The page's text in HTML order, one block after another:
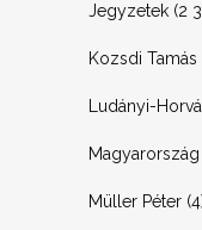
Jegyzetek (2
Kozsdi Tamás
Ludányi-
Magyarország
Müller Péter